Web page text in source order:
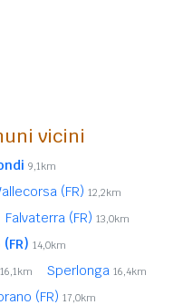
vicini
9,1km
(FR) 12,2km
Falvaterra (FR) 13,0km
14,0km
16,1km Sperlonga 16,4km
(FR) 17,0km